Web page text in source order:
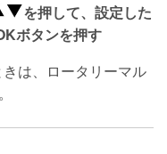
を押して、設定した
ボタンを押す
は、ロータリーマル